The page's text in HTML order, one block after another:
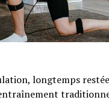
longtemps